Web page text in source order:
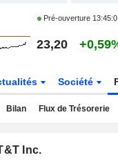
Pré-ouverture
23,20
Société
Bilan Flux de Trésorerie
Inc.